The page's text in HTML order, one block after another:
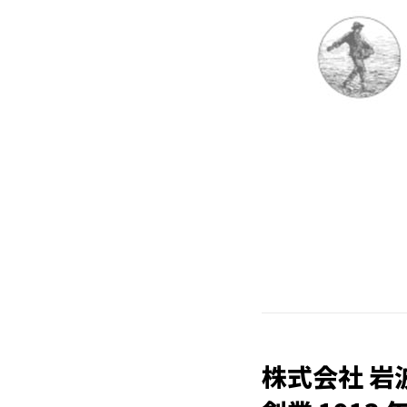
株式会社 岩